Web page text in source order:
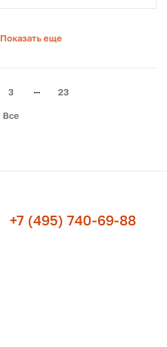
Показать еще
3 23
Все
+7 (495) 740-69-88